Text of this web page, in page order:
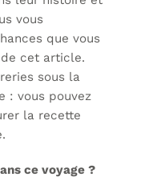
vous
que vous
de cet article.
sous la
: vous pouvez
la recette
ce voyage ?